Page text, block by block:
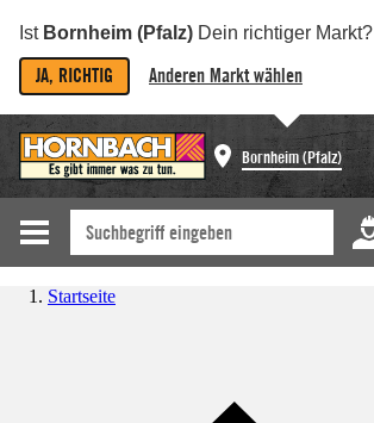
Ist Bornheim (Pfalz) Dein richtiger Markt?
JA, RICHTIG Anderen Markt wählen
Bornheim (Pfalz)
Startseite